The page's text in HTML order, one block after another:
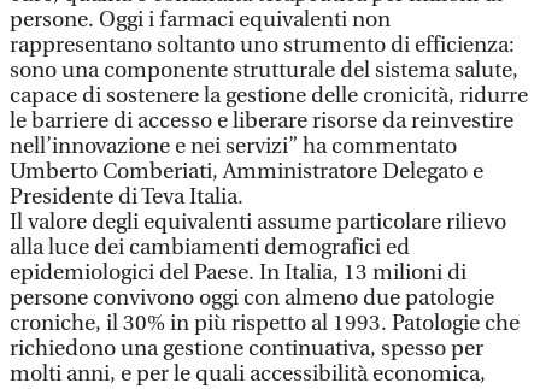
persone. Oggi i farmaci equivalenti non
rappresentano soltanto uno strumento di efficienza:
sono una componente strutturale del sistema salute,
capace di sostenere la gestione delle cronicità, ridurre
le barriere di accesso e liberare risorse da reinvestire
nell’innovazione e nei servizi” ha commentato
Umberto Comberiati, Amministratore Delegato e
Presidente di Teva Italia.
Il valore degli equivalenti assume particolare rilievo
alla luce dei cambiamenti demografici ed
epidemiologici del Paese. In Italia, 13 milioni di
persone convivono oggi con almeno due patologie
croniche, il 30% in più rispetto al 1993. Patologie che
richiedono una gestione continuativa, spesso per
molti anni, e per le quali accessibilità economica,